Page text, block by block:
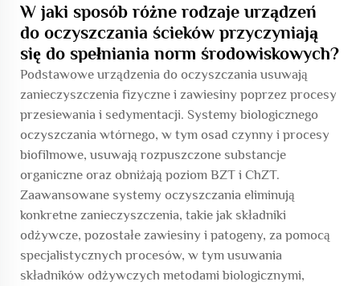
W jaki sposób różne rodzaje urządzeń
do oczyszczania ścieków przyczyniają
się do spełniania norm środowiskowych?
Podstawowe urządzenia do oczyszczania usuwają
zanieczyszczenia fizyczne i zawiesiny poprzez procesy
przesiewania i sedymentacji. Systemy biologicznego
oczyszczania wtórnego, w tym osad czynny i procesy
biofilmowe, usuwają rozpuszczone substancje
organiczne oraz obniżają poziom BZT i ChZT.
Zaawansowane systemy oczyszczania eliminują
konkretne zanieczyszczenia, takie jak składniki
odżywcze, pozostałe zawiesiny i patogeny, za pomocą
specjalistycznych procesów, w tym usuwania
składników odżywczych metodami biologicznymi,